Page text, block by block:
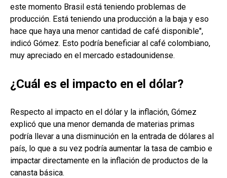
este momento Brasil está teniendo problemas de
producción. Está teniendo una producción a la baja y eso
hace que haya una menor cantidad de café disponible",
indicó Gómez. Esto podría beneficiar al café colombiano,
muy apreciado en el mercado estadounidense.
¿Cuál es el impacto en el dólar?
Respecto al impacto en el dólar y la inflación, Gómez
explicó que una menor demanda de materias primas
podría llevar a una disminución en la entrada de dólares al
país, lo que a su vez podría aumentar la tasa de cambio e
impactar directamente en la inflación de productos de la
canasta básica.